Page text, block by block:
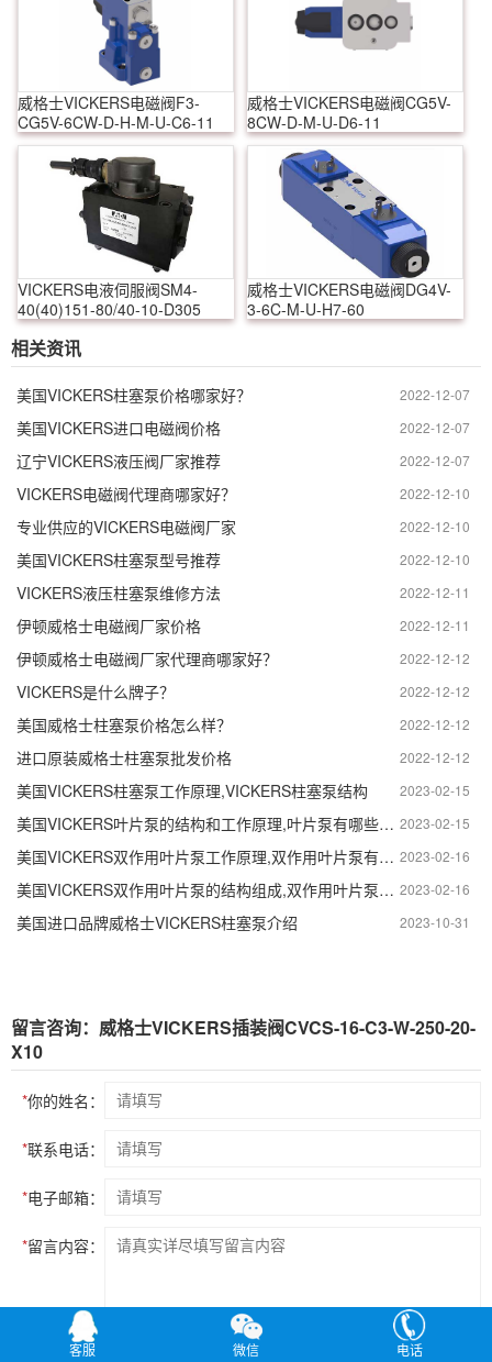
威格士VICKERS电磁阀F3-
CG5V-6CW-D-H-M-U-C6-11
威格士VICKERS电磁阀CG5V-
8CW-D-M-U-D6-11
VICKERS电液伺服阀SM4-
40(40)151-80/40-10-D305
威格士VICKERS电磁阀DG4V-
3-6C-M-U-H7-60
相关资讯
2022-12-07
美国VICKERS柱塞泵价格哪家好？
2022-12-07
美国VICKERS进口电磁阀价格
2022-12-07
辽宁VICKERS液压阀厂家推荐
2022-12-10
VICKERS电磁阀代理商哪家好？
2022-12-10
专业供应的VICKERS电磁阀厂家
2022-12-10
美国VICKERS柱塞泵型号推荐
2022-12-11
VICKERS液压柱塞泵维修方法
2022-12-11
伊顿威格士电磁阀厂家价格
2022-12-12
伊顿威格士电磁阀厂家代理商哪家好？
2022-12-12
VICKERS是什么牌子？
2022-12-12
美国威格士柱塞泵价格怎么样？
2022-12-12
进口原装威格士柱塞泵批发价格
2023-02-15
美国VICKERS柱塞泵工作原理,VICKERS柱塞泵结构
2023-02-15
美国VICKERS叶片泵的结构和工作原理,叶片泵有哪些部分组成
2023-02-16
美国VICKERS双作用叶片泵工作原理,双作用叶片泵有哪些部分组成
2023-02-16
美国VICKERS双作用叶片泵的结构组成,双作用叶片泵结构特点
2023-10-31
美国进口品牌威格士VICKERS柱塞泵介绍
留言咨询：威格士VICKERS插装阀CVCS-16-C3-W-250-20-
X10
*你的姓名：
*联系电话：
*电子邮箱：
*留言内容：
客服 微信 电话